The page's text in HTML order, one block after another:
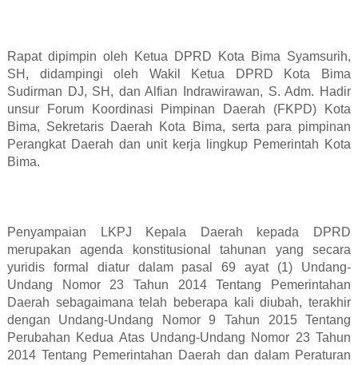
Rapat dipimpin oleh Ketua DPRD Kota Bima Syamsurih,
SH, didampingi oleh Wakil Ketua DPRD Kota Bima
Sudirman DJ, SH, dan Alfian Indrawirawan, S. Adm. Hadir
unsur Forum Koordinasi Pimpinan Daerah (FKPD) Kota
Bima, Sekretaris Daerah Kota Bima, serta para pimpinan
Perangkat Daerah dan unit kerja lingkup Pemerintah Kota
Bima.
Penyampaian LKPJ Kepala Daerah kepada DPRD
merupakan agenda konstitusional tahunan yang secara
yuridis formal diatur dalam pasal 69 ayat (1) Undang-
Undang Nomor 23 Tahun 2014 Tentang Pemerintahan
Daerah sebagaimana telah beberapa kali diubah, terakhir
dengan Undang-Undang Nomor 9 Tahun 2015 Tentang
Perubahan Kedua Atas Undang-Undang Nomor 23 Tahun
2014 Tentang Pemerintahan Daerah dan dalam Peraturan